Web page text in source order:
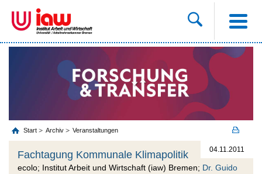
Start Archiv Veranstaltungen
04.11.2011
Fachtagung Kommunale Klimapolitik
ecolo; Institut Arbeit und Wirtschaft (iaw) Bremen; Dr. Guido